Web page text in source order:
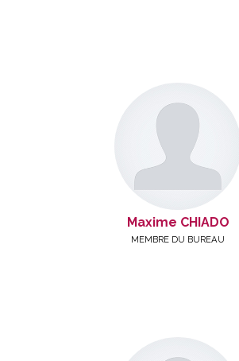
Maxime CHIADO
MEMBRE DU BUREAU